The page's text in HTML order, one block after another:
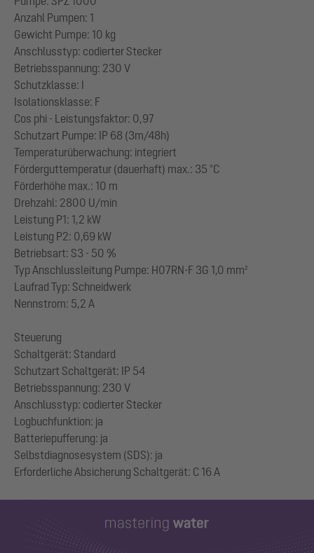
Anzahl Pumpen: 1
Gewicht Pumpe: 10 kg
Anschlusstyp: codierter Stecker
Betriebsspannung: 230 V
Schutzklasse: I
Isolationsklasse: F
Cos phi - Leistungsfaktor: 0,97
Schutzart Pumpe: IP 68 (3m/48h)
Temperaturüberwachung: integriert
Förderguttemperatur (dauerhaft) max.: 35 °C
Förderhöhe max.: 10 m
Drehzahl: 2800 U/min
Leistung P1: 1,2 kW
Leistung P2: 0,69 kW
Betriebsart: S3 - 50 %
Typ Anschlussleitung Pumpe: H07RN-F 3G 1,0 mm²
Laufrad Typ: Schneidwerk
Nennstrom: 5,2 A
Steuerung
Schaltgerät: Standard
Schutzart Schaltgerät: IP 54
Betriebsspannung: 230 V
Anschlusstyp: codierter Stecker
Logbuchfunktion: ja
Batteriepufferung: ja
Selbstdiagnosesystem (SDS): ja